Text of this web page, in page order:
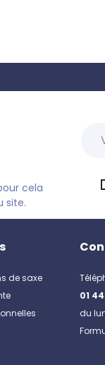
cela
site.
de saxe
01
du